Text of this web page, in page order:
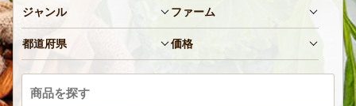
ジャンル ファーム
都道府県 価格